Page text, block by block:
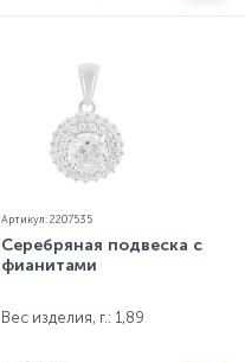
Артикул: 2207535
Серебряная подвеска с
фианитами
Вес изделия, г.: 1,89